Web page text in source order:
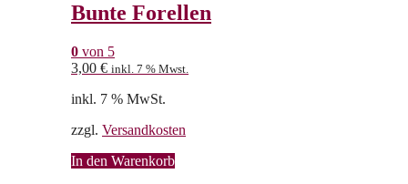
Bunte Forellen
0 von 5
3,00 € inkl. 7 % Mwst.
inkl. 7 % MwSt.
zzgl. Versandkosten
In den Warenkorb